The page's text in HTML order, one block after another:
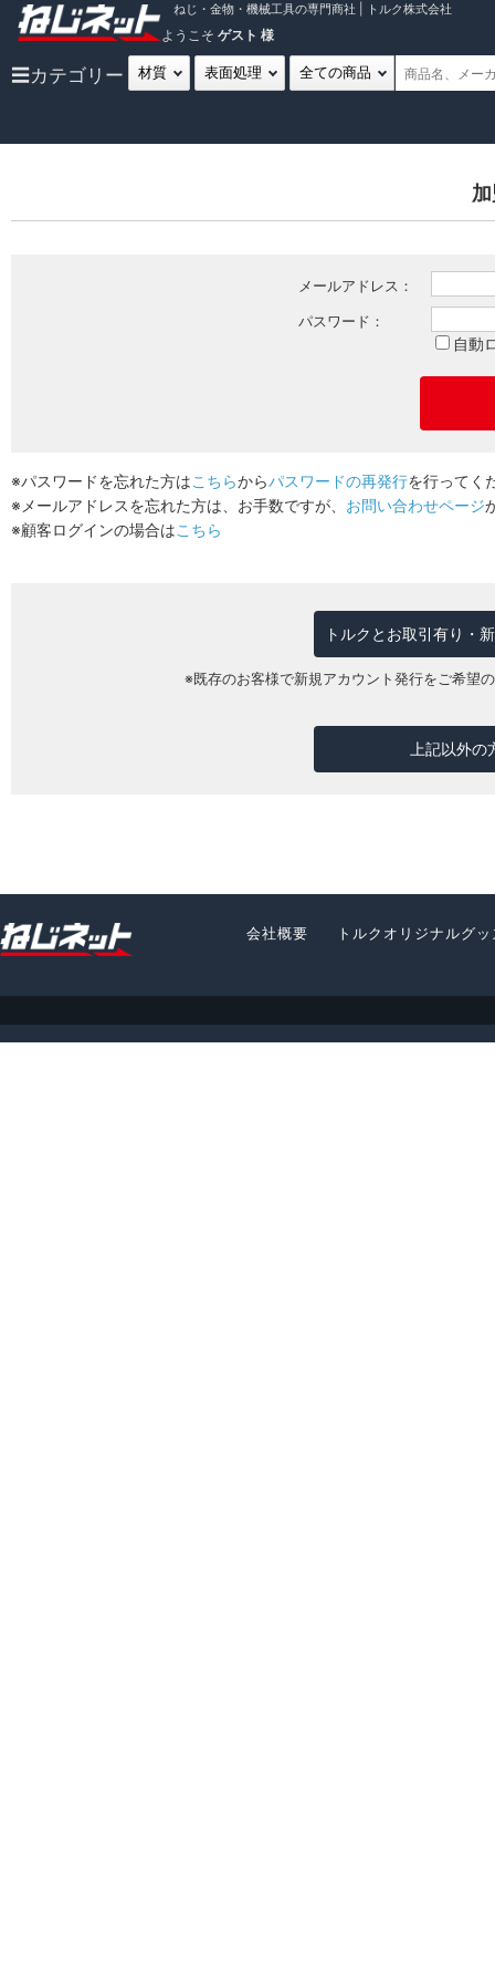
ねじ・金物・機械工具の専門商社 | トルク株式会社
ようこそ ゲスト 様
☰カテゴリー
メールアドレス：
パスワード：
自動
※パスワードを忘れた方はこちらからパスワードの再発行を行ってく
※メールアドレスを忘れた方は、お手数ですが、 お問い合わせページ
※顧客ログインの場合はこちら
トルクとお取引有り・
※既存のお客様で新規アカウント発行をご希望
上記以外
会社概要 トルクオリジナルグ